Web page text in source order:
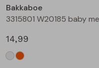
Bakkaboe
14,99